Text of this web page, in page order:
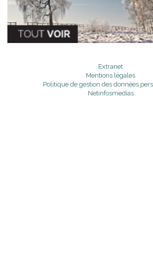
Extranet
Mentions légales
Politique de gestion des données
Netinfosmedias